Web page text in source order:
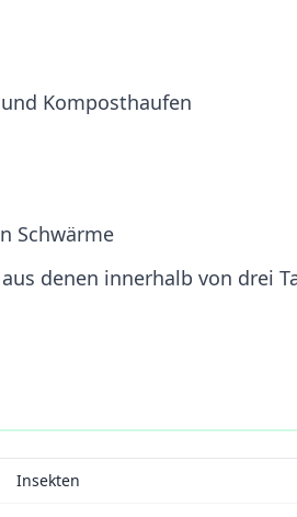
Komposthaufen
Schwärme
denen innerhalb von drei
Insekten